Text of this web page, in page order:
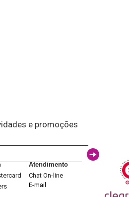
e promoções
Atendimento
Chat On-line
E-mail